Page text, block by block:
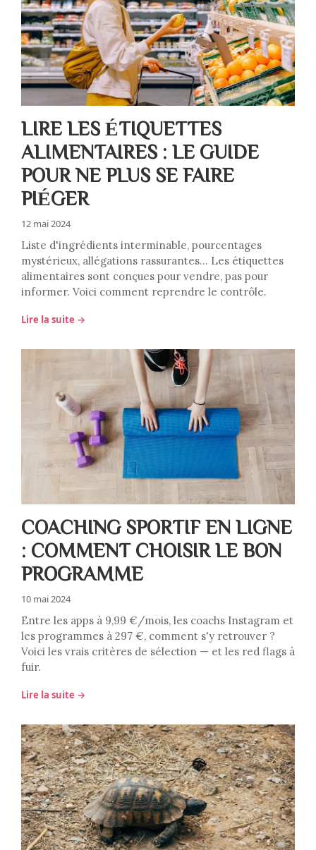
LIRE LES ÉTIQUETTES
ALIMENTAIRES : LE GUIDE
POUR NE PLUS SE FAIRE
PIÉGER
12 mai 2024
Liste d'ingrédients interminable, pourcentages
mystérieux, allégations rassurantes… Les étiquettes
alimentaires sont conçues pour vendre, pas pour
informer. Voici comment reprendre le contrôle.
Lire la suite →
COACHING SPORTIF EN LIGNE
: COMMENT CHOISIR LE BON
PROGRAMME
10 mai 2024
Entre les apps à 9,99 €/mois, les coachs Instagram et
les programmes à 297 €, comment s'y retrouver ?
Voici les vrais critères de sélection — et les red flags à
fuir.
Lire la suite →